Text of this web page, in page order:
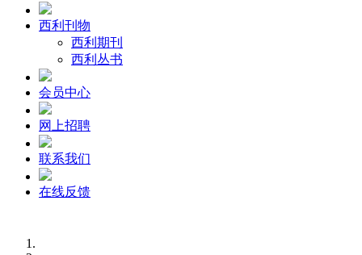
西利刊物
西利期刊
西利丛书
会员中心
网上招聘
联系我们
在线反馈